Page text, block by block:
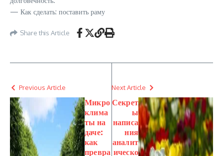
— Как сделать: поставить раму
Share this Article
Previous Article
Микро
клима
ты на
даче:
как
превра
Next Article
Секрет
ы
написа
ния
аналит
ическо